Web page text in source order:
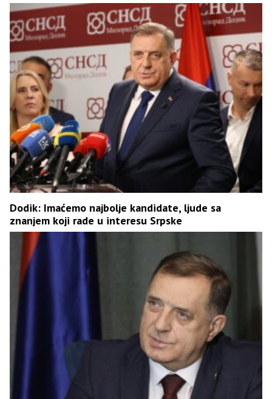
Dodik: Imaćemo najbolje kandidate, ljude sa
znanjem koji rade u interesu Srpske